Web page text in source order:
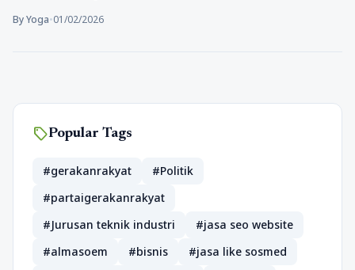
By Yoga•01/02/2026
sellPopular Tags
#gerakanrakyat
#Politik
#partaigerakanrakyat
#Jurusan teknik industri
#jasa seo website
#almasoem
#bisnis
#jasa like sosmed